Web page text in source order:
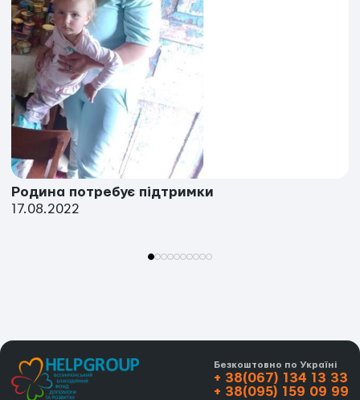
Родина потребує підтримки
17.08.2022
Безкоштовно по Україні
+ 38(067) 134 13 33
+ 38(095) 159 09 99